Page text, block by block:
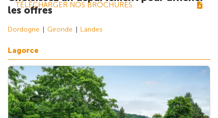
TÉLÉCHARGER NOS BROCHURES
les offres
Dordogne Gironde Landes
Lagorce